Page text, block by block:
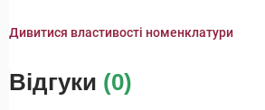
Дивитися властивості номенклатури
Відгуки (0)